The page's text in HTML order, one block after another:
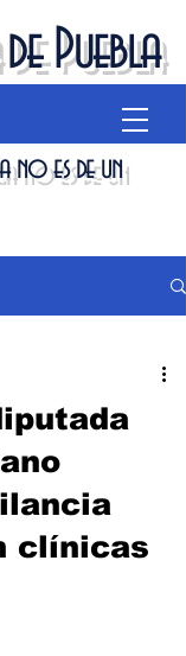
Puebla
es de un
clínicas